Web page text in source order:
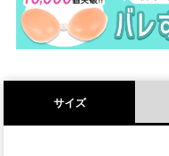
サイズ